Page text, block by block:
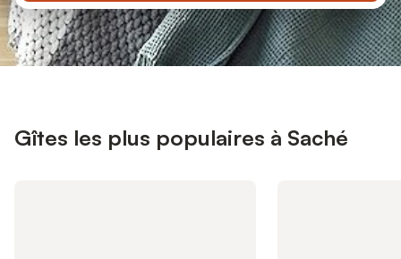
Gîtes les plus populaires à Saché